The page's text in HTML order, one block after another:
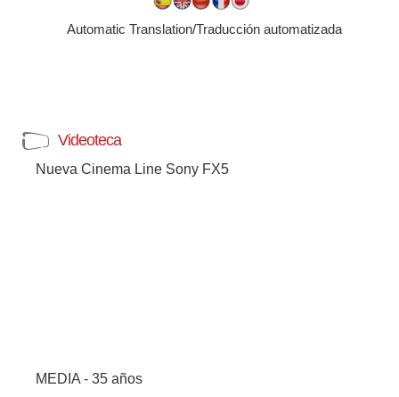
Automatic Translation/Traducción automatizada
Videoteca
Nueva Cinema Line Sony FX5
MEDIA - 35 años